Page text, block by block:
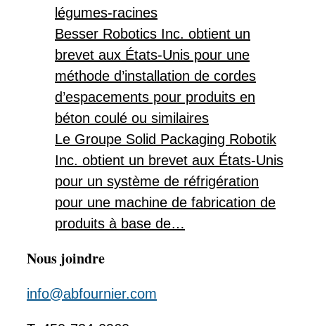
légumes-racines
Besser Robotics Inc. obtient un
brevet aux États-Unis pour une
méthode d’installation de cordes
d’espacements pour produits en
béton coulé ou similaires
Le Groupe Solid Packaging Robotik
Inc. obtient un brevet aux États-Unis
pour un système de réfrigération
pour une machine de fabrication de
produits à base de…
Nous joindre
info@abfournier.com